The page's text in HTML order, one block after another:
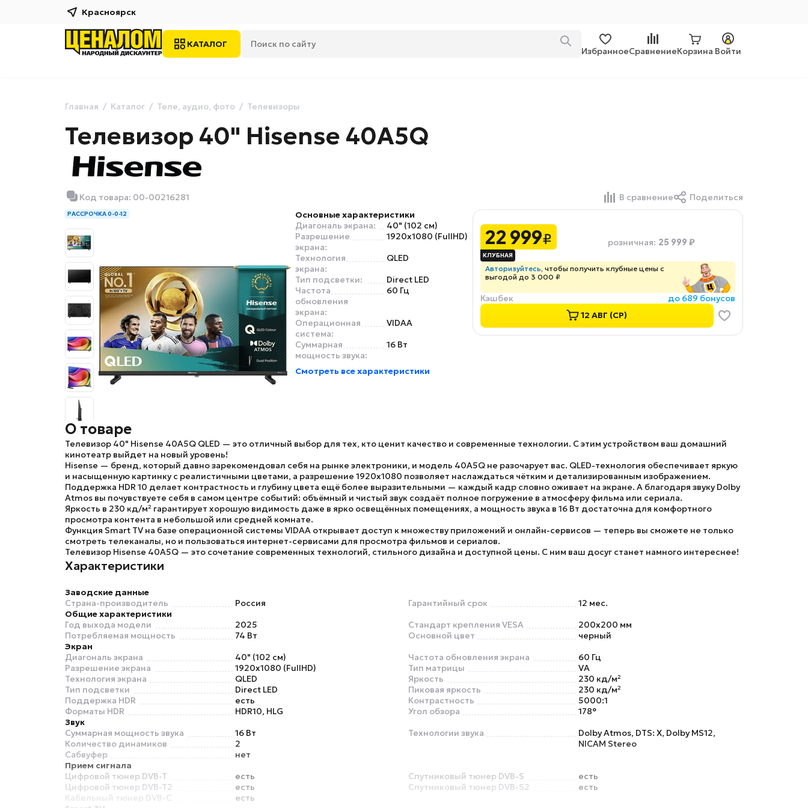
Красноярск
КАТАЛОГ
ИзбранноеСравнениеКорзина Войти
Главная Каталог Теле, аудио, фото Телевизоры
Телевизор 40" Hisense 40A5Q
Код товара: 00-00216281 В сравнение Поделиться
РАССРОЧКА 0-0-12
Основные характеристики
Диагональ экрана:
40" (102 см)
Разрешение
экрана:
1920x1080 (FullHD)
Технология
экрана:
QLED
Тип подсветки:
Direct LED
Частота
обновления
экрана:
60 Гц
Операционная
система:
VIDAA
Суммарная
мощность звука:
16 Вт
Смотреть все характеристики
22 999₽ розничная: 25 999 ₽
Авторизуйтесь, чтобы получить клубные цены с
выгодой до 3 000 ₽
Кэшбек
до 689 бонусов
12 АВГ (СР)
О товаре
Телевизор 40" Hisense 40A5Q QLED — это отличный выбор для тех, кто ценит качество и современные технологии. С этим устройством ваш домашний
кинотеатр выйдет на новый уровень!
Hisense — бренд, который давно зарекомендовал себя на рынке электроники, и модель 40A5Q не разочарует вас. QLED-технология обеспечивает яркую
и насыщенную картинку с реалистичными цветами, а разрешение 1920x1080 позволяет наслаждаться чётким и детализированным изображением.
Поддержка HDR 10 делает контрастность и глубину цвета ещё более выразительными — каждый кадр словно оживает на экране. А благодаря звукуDolby
Atmos вы почувствуете себя в самом центре событий: объёмный и чистый звук создаёт полное погружение в атмосферу фильма или сериала.
Яркость в 230 кд/м² гарантирует хорошую видимость даже в ярко освещённых помещениях, а мощность звука в 16 Вт достаточна для комфортного
просмотра контента в небольшой или средней комнате.
Функция Smart TV на базе операционной системы VIDAA открывает доступ к множеству приложений и онлайн-сервисов — теперь вы сможете не только
смотреть телеканалы, но и пользоваться интернет-сервисами для просмотра фильмов и сериалов.
Телевизор Hisense 40A5Q — это сочетание современных технологий, стильного дизайна и доступной цены. С ним ваш досуг станет намного интереснее!
Характеристики
Заводские данные
Страна-производитель
Россия Гарантийный срок
12 мес.
Общие характеристики
Год выхода модели
2025
Потребляемая мощность
74 Вт
Стандарт крепления VESA
200x200 мм
Основной цвет
черный
Экран
Диагональ экрана
40" (102 см)
Разрешение экрана
1920x1080 (FullHD)
Технология экрана
QLED
Тип подсветки
Direct LED
Поддержка HDR
есть
Форматы HDR
HDR10, HLG
Частота обновления экрана
60 Гц
Тип матрицы
VA
Яркость
230 кд/м²
Пиковая яркость
230 кд/м²
Контрастность
5000:1
Угол обзора
178°
Звук
Суммарная мощность звука
16 Вт
Количество динамиков
2
Сабвуфер
нет
Технологии звука
Dolby Atmos, DTS: X, Dolby MS12,
NICAM Stereo
Прием сигнала
Цифровой тюнер DVB-T
есть
Цифровой тюнер DVB-T2
есть
Кабельный тюнер DVB-C
есть
Спутниковый тюнер DVB-S
есть
Спутниковый тюнер DVB-S2
есть